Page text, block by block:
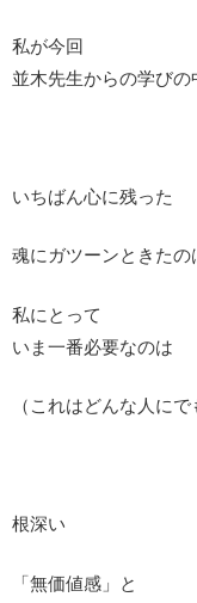
私が今回
並木先生からの学びの
いちばん心に残った
魂にガツーンときたの
私にとって
いま一番必要なのは
（これはどんな人に
根深い
「無価値感」と